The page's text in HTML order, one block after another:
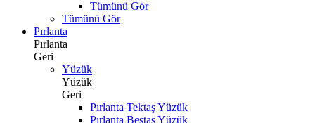
Tümünü Gör
Tümünü Gör
Pırlanta
Pırlanta
Geri
Yüzük
Yüzük
Geri
Pırlanta Tektaş Yüzük
Pırlanta Beştaş Yüzük